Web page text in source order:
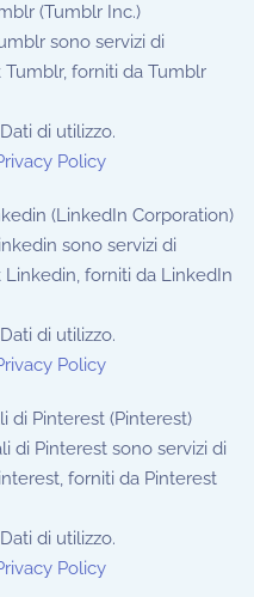
(Tumblr Inc.)
sono servizi di
forniti da Tumblr
di utilizzo.
Policy
(LinkedIn Corporation)
sono servizi di
forniti da LinkedIn
di utilizzo.
Policy
di Pinterest (Pinterest)
di Pinterest sono servizi di
forniti da Pinterest
di utilizzo.
Policy